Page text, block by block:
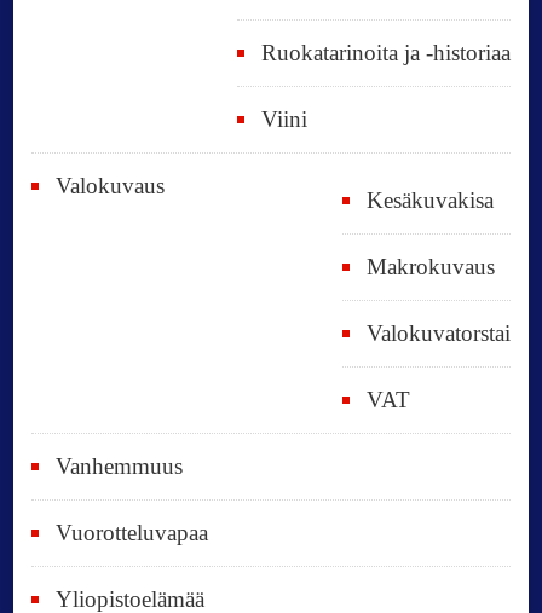
Ruokatarinoita ja -historiaa
Viini
Valokuvaus
Kesäkuvakisa
Makrokuvaus
Valokuvatorstai
VAT
Vanhemmuus
Vuorotteluvapaa
Yliopistoelämää